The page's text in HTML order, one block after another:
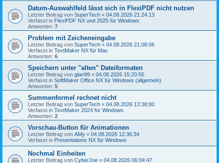
Datum-Auswahlfeld lässt sich in FlexiPDF nicht nutzen
Letzter Beitrag von SuperTech « 04.08.2026 21:24:13
Verfasst in FlexiPDF NX und 2025 für Windows
Antworten: 7
Problem mit Zeicheneingabe
Letzter Beitrag von SuperTech « 04.08.2026 21:08:06
Verfasst in TextMaker NX für Mac
Antworten: 6
Speichern unter "alten" Dateiformaten
Letzter Beitrag von gian99 « 04.08.2026 15:20:55
Verfasst in SoftMaker Office NX für Windows (allgemein)
Antworten: 5
Summenformel rechnet nicht
Letzter Beitrag von SuperTech « 04.08.2026 13:38:00
Verfasst in TextMaker 2024 für Windows
Antworten: 2
Vorschau-Button für Animationen
Letzter Beitrag von AMy « 04.08.2026 12:36:34
Verfasst in Presentations NX für Windows
Nochmal Einheiten
Letzter Beitrag von CyberJoe « 04.08.2026 06:04:47